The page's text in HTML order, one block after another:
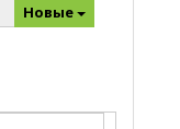
Новые